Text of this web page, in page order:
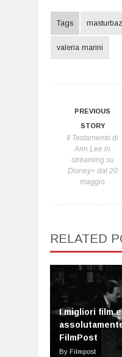
Tags
valeria marini
PREVIOUS
STORY
Il Testamento di
Ann Lee in
streaming su
Disney+ dal 20
maggio
RELATED
I migliori film
FilmPost
By Filmpost